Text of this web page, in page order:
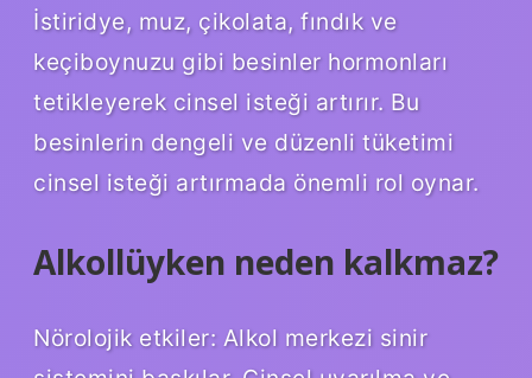
İstiridye, muz, çikolata, fındık ve
keçiboynuzu gibi besinler hormonları
tetikleyerek cinsel isteği artırır. Bu
besinlerin dengeli ve düzenli tüketimi
cinsel isteği artırmada önemli rol oynar.
Alkollüyken neden kalkmaz?
Nörolojik etkiler: Alkol merkezi sinir